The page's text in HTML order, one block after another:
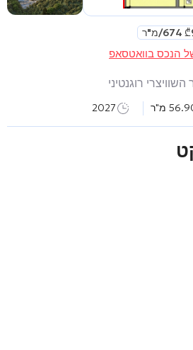
₾ /מ"ר
הנכס בוואטסאפ
רוגנטיני
מ"ר 2027